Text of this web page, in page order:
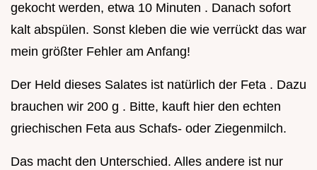
gekocht werden, etwa 10 Minuten . Danach sofort
kalt abspülen. Sonst kleben die wie verrückt das war
mein größter Fehler am Anfang!
Der Held dieses Salates ist natürlich der Feta . Dazu
brauchen wir 200 g . Bitte, kauft hier den echten
griechischen Feta aus Schafs- oder Ziegenmilch.
Das macht den Unterschied. Alles andere ist nur